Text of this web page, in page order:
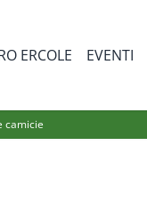
for Prodotti
ERCOLE EVENTI
camicie